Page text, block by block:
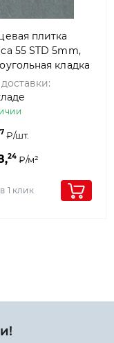
плитка
55 STD 5mm,
кладка
₽/шт.
24 ₽/м²
1 клик